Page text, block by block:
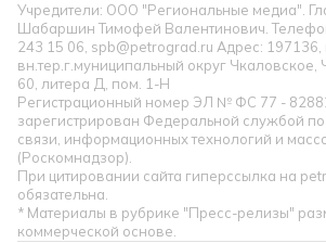
Учредители: ООО "Региональные медиа".
Шабаршин Тимофей Валентинович.
243 15 06, spb@petrograd.ru Адрес: 197136,
вн.тер.г.муниципальный округ Чкаловское,
60, литера Д, пом. 1-Н
Регистрационный номер ЭЛ № ФС 77 -
зарегистрирован Федеральной службой
связи, информационных технологий и
(Роскомнадзор).
При цитировании сайта гиперссылка на
обязательна.
* Материалы в рубрике "Пресс-релизы"
коммерческой основе.